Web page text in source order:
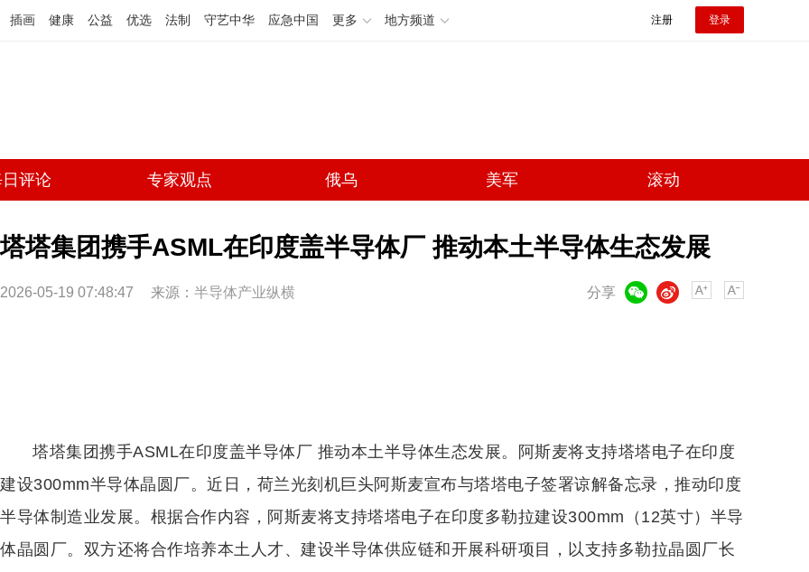
插画 健康 公益 优选 法制 守艺中华 应急中国 更多 地方频道 注册 登录
评论 专家观点 俄乌 美军 滚动
塔塔集团携手ASML在印度盖半导体厂 推动本土半导体生态发展
2026-05-19 07:48:47 来源： 半导体产业纵横 分享
微博
塔塔集团携手ASML在印度盖半导体厂 推动本土半导体生态发展。阿斯麦将支持塔塔电子在印度
建设300mm半导体晶圆厂。近日，荷兰光刻机巨头阿斯麦宣布与塔塔电子签署谅解备忘录，推动印度
半导体制造业发展。根据合作内容，阿斯麦将支持塔塔电子在印度多勒拉建设300mm（12英寸）半导
体晶圆厂。双方还将合作培养本土人才、建设半导体供应链和开展科研项目，以支持多勒拉晶圆厂长